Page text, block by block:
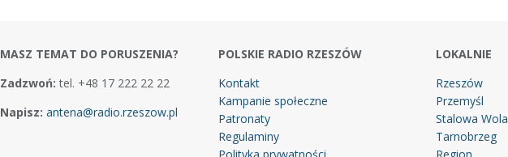
MASZ TEMAT DO PORUSZENIA?
Zadzwoń: tel. +48 17 222 22 22
Napisz: antena@radio.rzeszow.pl
POLSKIE RADIO RZESZÓW
Kontakt
Kampanie społeczne
Patronaty
Regulaminy
LOKALNIE
Rzeszów
Przemyśl
Stalowa Wola
Tarnobrzeg